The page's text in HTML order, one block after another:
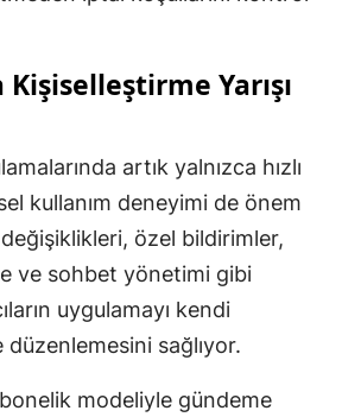
Yarışı
artık yalnızca hızlı
kullanım deneyimi de önem
özel bildirimler,
ve sohbet yönetimi gibi
uygulamayı kendi
sağlıyor.
modeliyle gündeme